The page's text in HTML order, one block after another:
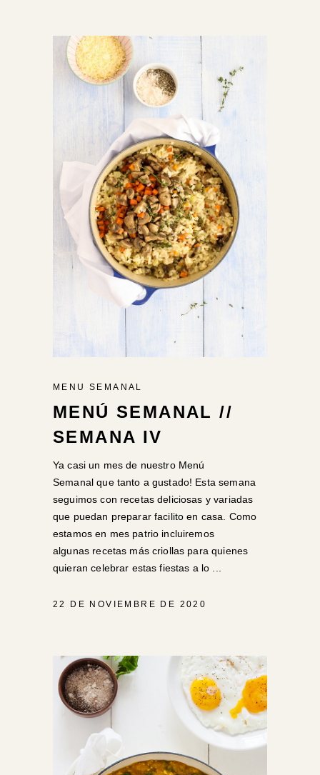
MENU SEMANAL
MENÚ SEMANAL //
SEMANA IV
Ya casi un mes de nuestro Menú
Semanal que tanto a gustado! Esta semana
seguimos con recetas deliciosas y variadas
que puedan preparar facilito en casa. Como
estamos en mes patrio incluiremos
algunas recetas más criollas para quienes
quieran celebrar estas fiestas a lo
22 DE NOVIEMBRE DE 2020